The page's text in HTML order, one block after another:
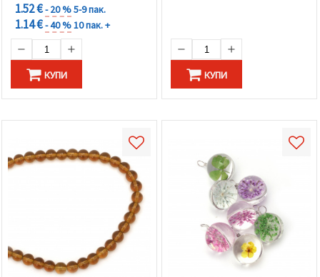
1.52 €- 20 %5-9 пак.
1.14 €- 40 %10 пак. +
КУПИ КУПИ